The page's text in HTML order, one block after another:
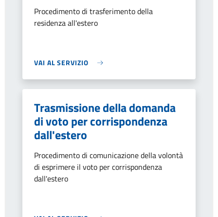
Procedimento di trasferimento della
residenza all'estero
VAI AL SERVIZIO
Trasmissione della domanda
di voto per corrispondenza
dall'estero
Procedimento di comunicazione della volontà
di esprimere il voto per corrispondenza
dall'estero